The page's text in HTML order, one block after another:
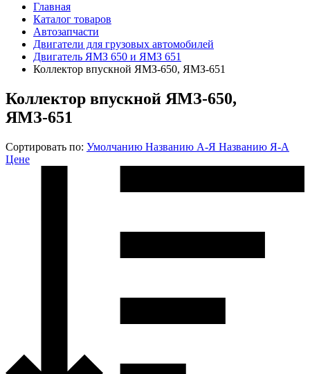
Главная
Каталог товаров
Автозапчасти
Двигатели для грузовых автомобилей
Двигатель ЯМЗ 650 и ЯМЗ 651
Коллектор впускной ЯМЗ-650, ЯМЗ-651
Коллектор впускной ЯМЗ-650,
ЯМЗ-651
Сортировать по: Умолчанию Названию А-Я Названию Я-А
Цене